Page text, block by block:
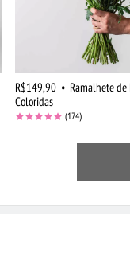
R$149,90 • Ramalhete
Coloridas
(174)